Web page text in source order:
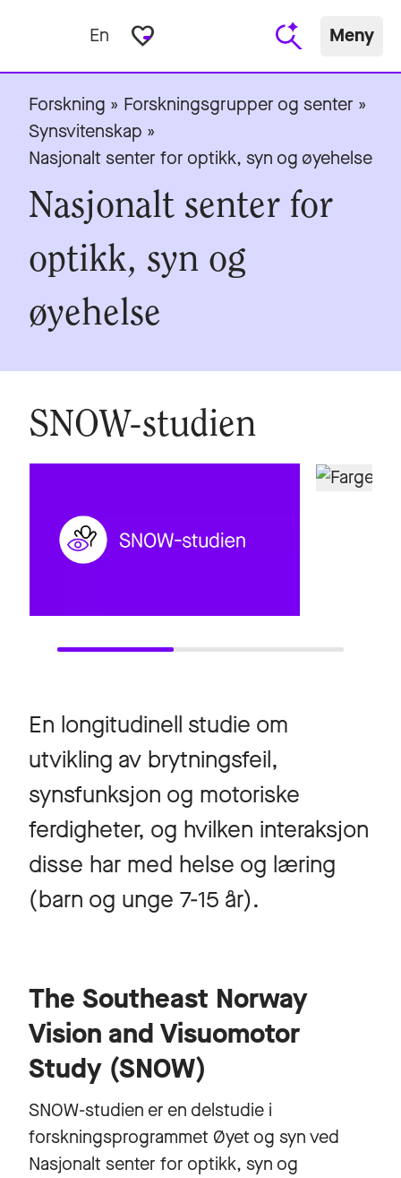
En favorite_border Meny
Forskning » Forskningsgrupper og senter »
Synsvitenskap »
Nasjonalt senter for optikk, syn og øyehelse
Nasjonalt senter for
optikk, syn og
øyehelse
SNOW-studien
En longitudinell studie om
utvikling av brytningsfeil,
synsfunksjon og motoriske
ferdigheter, og hvilken interaksjon
disse har med helse og læring
(barn og unge 7-15 år).
The Southeast Norway
Vision and Visuomotor
Study (SNOW)
SNOW-studien er en delstudie i
forskningsprogrammet Øyet og syn ved
Nasjonalt senter for optikk, syn og